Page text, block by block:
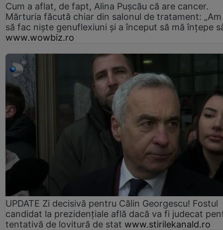
Cum a aflat, de fapt, Alina Pușcău că are cancer.
Mărturia făcută chiar din salonul de tratament:
să fac niște genuflexiuni și a început să mă înțepe
www.wowbiz.ro
UPDATE Zi decisivă pentru Călin Georgescu! Fostul
candidat la prezidențiale află dacă va fi judecat
tentativă de lovitură de stat www.stirilekanald.ro